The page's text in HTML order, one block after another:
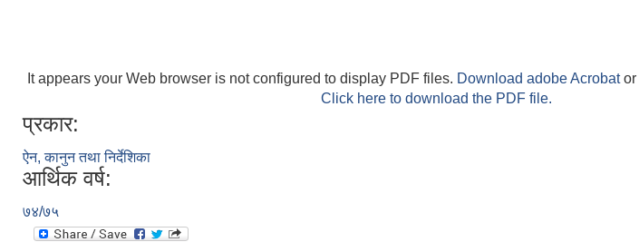
It appears your Web browser is not configured to display PDF files. Download adobe Acrobator
Click here to download the PDF file.
प्रकार:
ऐन, कानुन तथा निर्देशिका
आर्थिक वर्ष:
७४/७५